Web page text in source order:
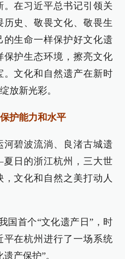
在习近平总书记引领关
史、敬畏文化、敬畏生
的生命一样保护好文化遗
保护生态环境，擦亮文化
。文化和自然遗产在新时
放新光彩。
护能力和水平
碧波流淌、良渚古城遗
日的浙江杭州，三大世
文化和自然之美打动人
国首个“文化遗产日”，时
平在杭州进行了一场系统
产保护”。